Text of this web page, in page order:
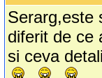
Serarg,este
diferit de ce
si ceva